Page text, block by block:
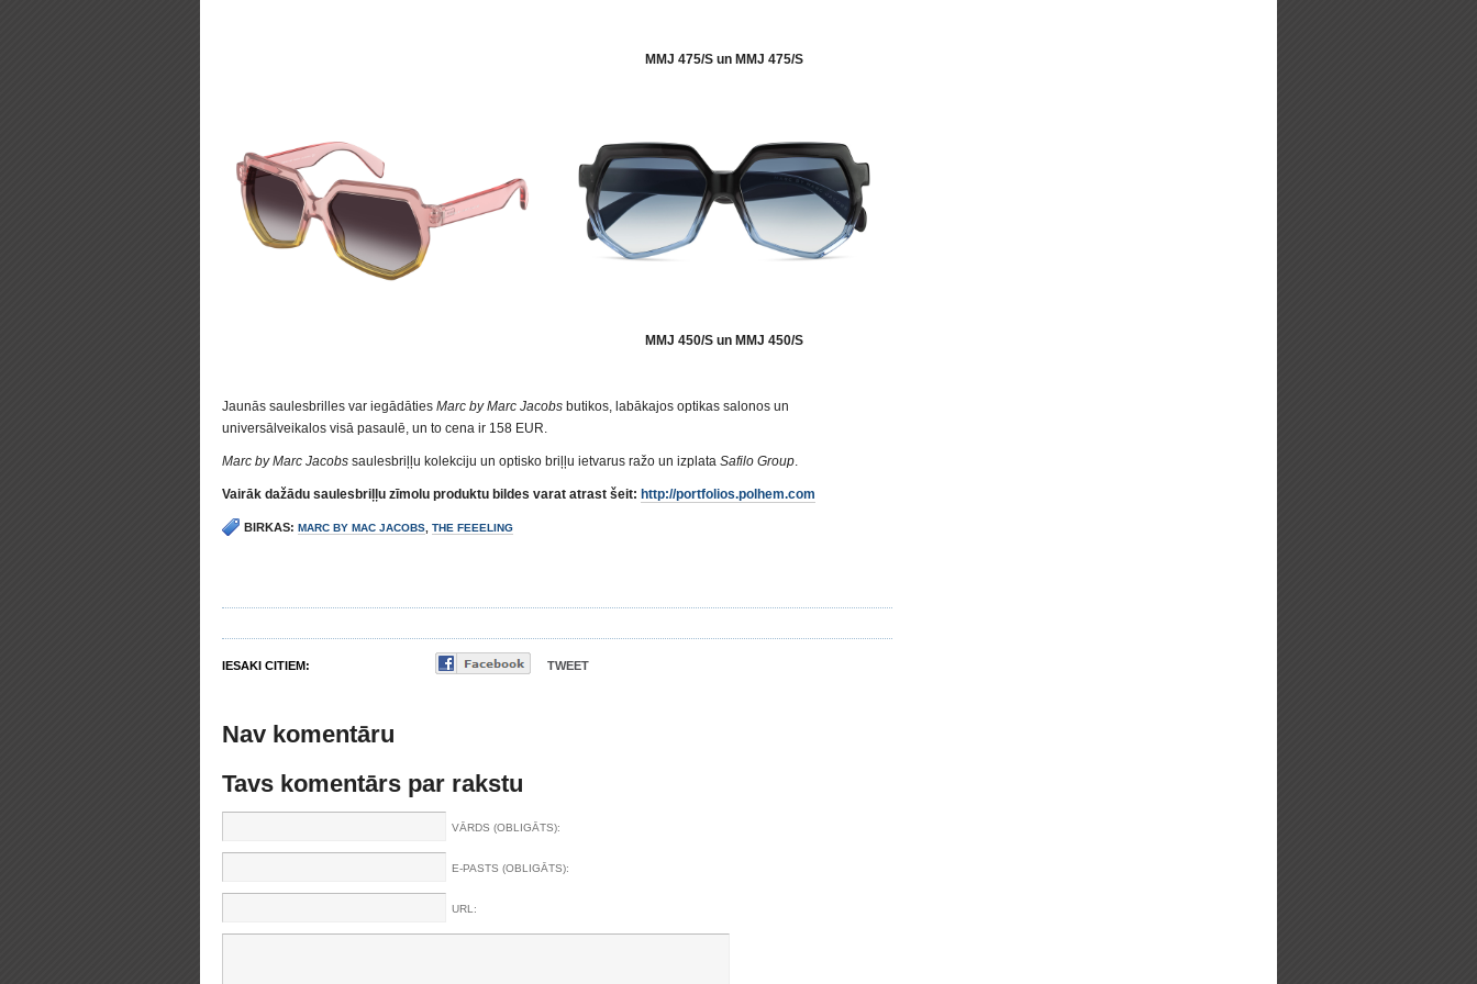
MMJ 475/S un MMJ 475/S
MMJ 450/S un MMJ 450/S
Jaunās saulesbrilles var iegādāties Marc by Marc Jacobs butikos, labākajos optikas salonos un
universālveikalos visā pasaulē, un to cena ir 158 EUR.
Marc by Marc Jacobs saulesbriļļu kolekciju un optisko briļļu ietvarus ražo un izplata Safilo Group.
Vairāk dažādu saulesbriļļu zīmolu produktu bildes varat atrast šeit: http://portfolios.polhem.com
BIRKAS: MARC BY MAC JACOBS THE FEEELING
IESAKI CITIEM: TWEET
Nav komentāru
Tavs komentārs par rakstu
VĀRDS (OBLIGĀTS):
E-PASTS (OBLIGĀTS):
URL: